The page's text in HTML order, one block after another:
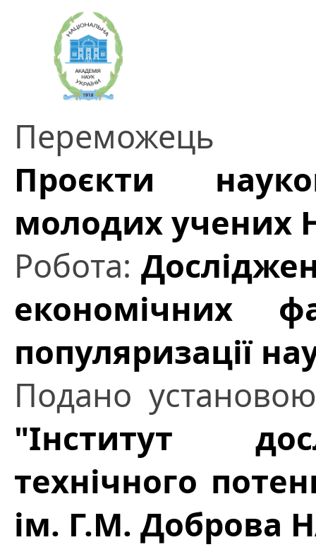
Переможець
Проєкти
молодих учених
Робота:
економічних
популяризації
Подано
"Інститут
технічного
ім. Г.М. Доброва